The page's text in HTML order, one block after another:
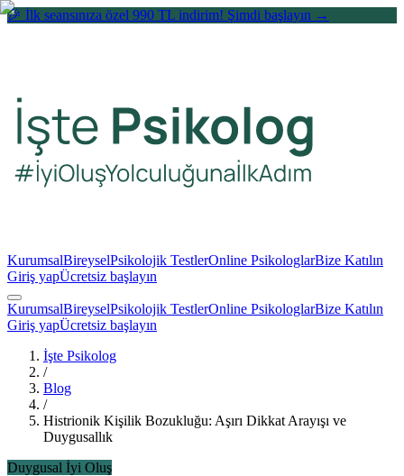
🎉 İlk seansınıza özel 990 TL indirim! Şimdi başlayın →
KurumsalBireyselPsikolojik TestlerOnline PsikologlarBize Katılın
Giriş yapÜcretsiz başlayın
KurumsalBireyselPsikolojik TestlerOnline PsikologlarBize Katılın
Giriş yapÜcretsiz başlayın
İşte Psikolog
/
Blog
/
Histrionik Kişilik Bozukluğu: Aşırı Dikkat Arayışı ve
Duygusallık
Duygusal İyi Oluş